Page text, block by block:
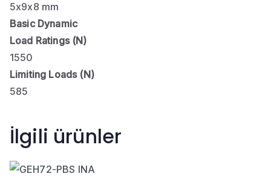
5x9x8 mm
Basic Dynamic
Load Ratings (N)
1550
Limiting Loads (N)
585
İlgili ürünler